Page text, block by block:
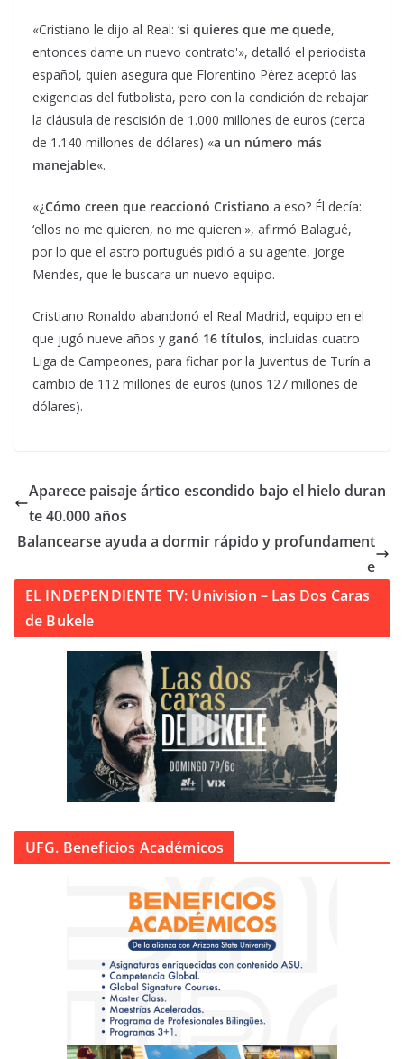
«Cristiano le dijo al Real: ‘si quieres que me quede,
entonces dame un nuevo contrato'», detalló el periodista
español, quien asegura que Florentino Pérez aceptó las
exigencias del futbolista, pero con la condición de rebajar
la cláusula de rescisión de 1.000 millones de euros (cerca
de 1.140 millones de dólares) «a un número más
manejable«.
«¿Cómo creen que reaccionó Cristiano a eso? Él decía:
‘ellos no me quieren, no me quieren'», afirmó Balagué,
por lo que el astro portugués pidió a su agente, Jorge
Mendes, que le buscara un nuevo equipo.
Cristiano Ronaldo abandonó el Real Madrid, equipo en el
que jugó nueve años y ganó 16 títulos, incluidas cuatro
Liga de Campeones, para fichar por la Juventus de Turín a
cambio de 112 millones de euros (unos 127 millones de
dólares).
Aparece paisaje ártico escondido bajo el hielo duran
te 40.000 años
Balancearse ayuda a dormir rápido y profundament
e
EL INDEPENDIENTE TV: Univision – Las Dos Caras
de Bukele
UFG. Beneficios Académicos